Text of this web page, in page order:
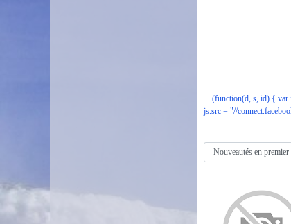
(function(d, s, id) { var
js.src = "//